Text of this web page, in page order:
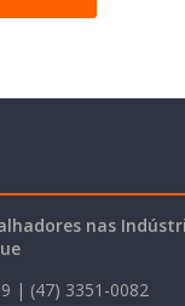
nas
| (47) 3351-0082